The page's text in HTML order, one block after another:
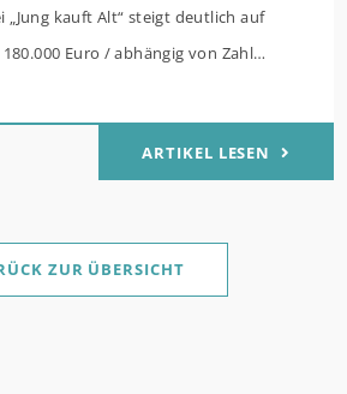
„Jung kauft Alt“ steigt deutlich auf
Euro / abhängig von Zahl
Zins bei 0,53 Prozent effektiv bei
und 10 Jahren Zinsbindung
ab sofort möglich
ARTIKEL LESEN
ZUR ÜBERSICHT